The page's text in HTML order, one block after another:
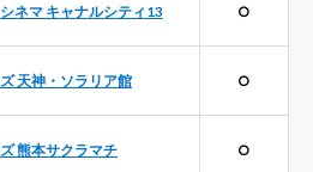
ネマ キャナルシティ13 ○
天神・ソラリア館 ○
熊本サクラマチ ○